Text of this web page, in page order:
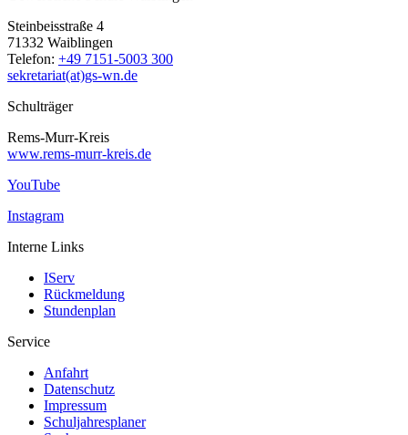
Steinbeisstraße 4
71332 Waiblingen
Telefon: +49 7151-5003 300
sekretariat(at)gs-wn.de
Schulträger
Rems-Murr-Kreis
www.rems-murr-kreis.de
YouTube
Instagram
Interne Links
IServ
Rückmeldung
Stundenplan
Service
Anfahrt
Datenschutz
Impressum
Schuljahresplaner